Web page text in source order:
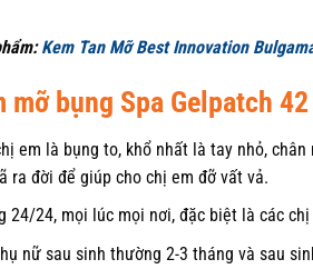
Kem Tan Mỡ Best Innovation
mỡ bụng Spa Gelpatch
em là bụng to, khổ nhất là tay nhỏ, chân
ra đời để giúp cho chị em đỡ vất vả.
24/24, mọi lúc mọi nơi, đặc biệt là các
nữ sau sinh thường 2-3 tháng và sau